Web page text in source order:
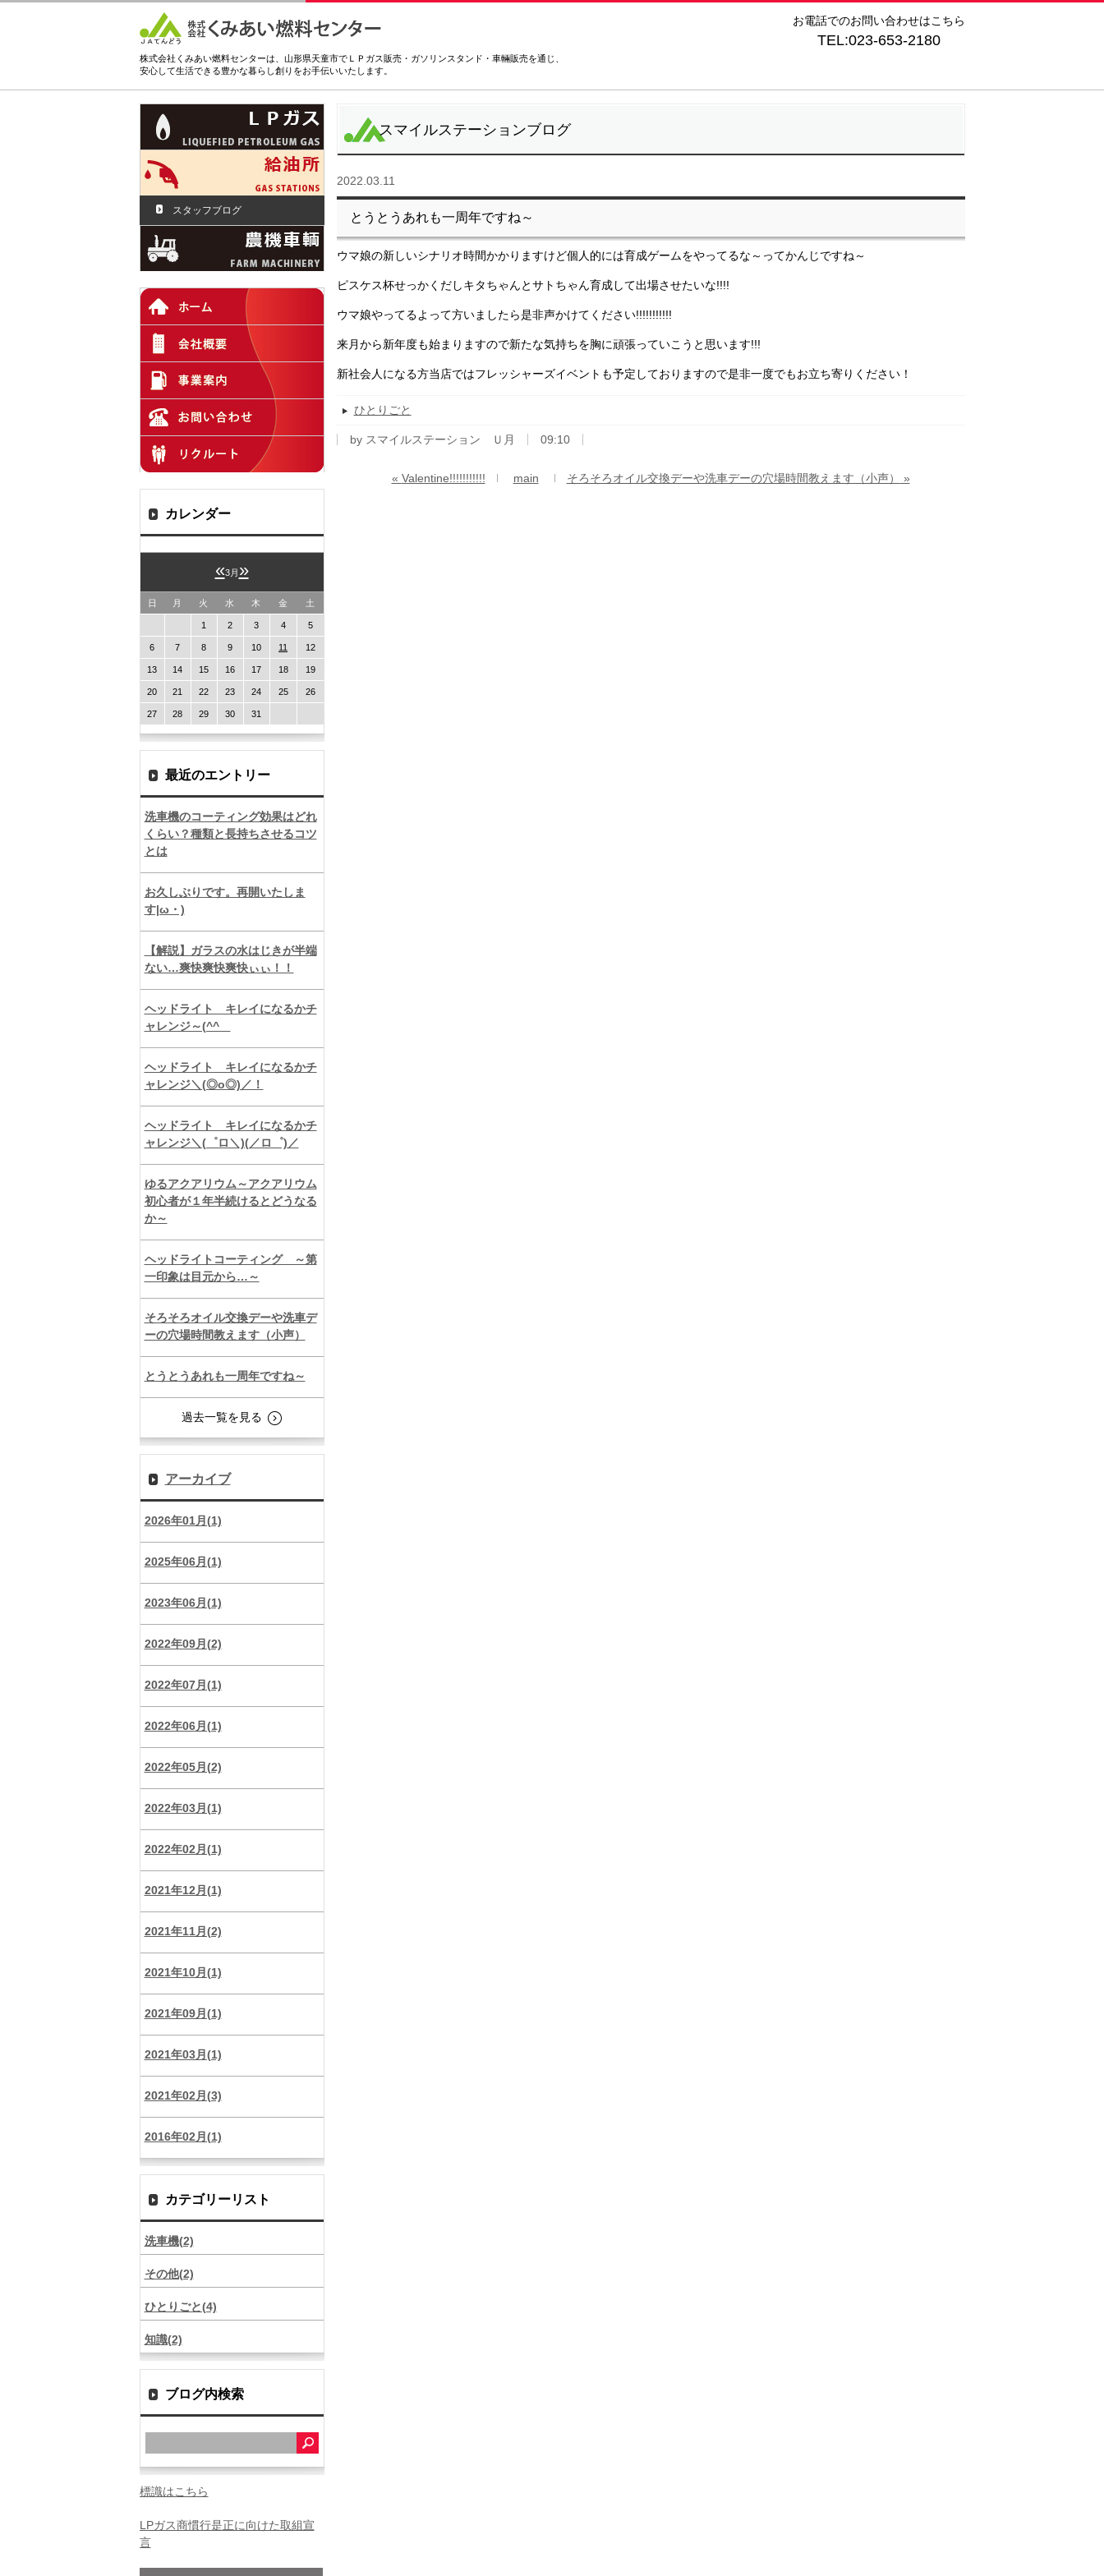
株式会社くみあい燃料センターは、山形県天童市でＬＰガス販売・ガソリンスタンド・車輛販売を通じ、
安心して生活できる豊かな暮らし創りをお手伝いいたします。
お電話でのお問い合わせはこちら
TEL:023-653-2180
スマイルステーションブログ
2022.03.11
とうとうあれも一周年ですね～
ウマ娘の新しいシナリオ時間かかりますけど個人的には育成ゲームをやってるな～ってかんじですね～
ピスケス杯せっかくだしキタちゃんとサトちゃん育成して出場させたいな!!!!
ウマ娘やってるよって方いましたら是非声かけてください!!!!!!!!!!!
来月から新年度も始まりますので新たな気持ちを胸に頑張っていこうと思います!!!
新社会人になる方当店ではフレッシャーズイベントも予定しておりますので是非一度でもお立ち寄りください！
ひとりごと
by スマイルステーション Ｕ月 09:10
« Valentine!!!!!!!!!!! main そろそろオイル交換デーや洗車デーの穴場時間教えます（小声） »
スタッフブログ
カレンダー
«3月 »
日 月 火 水 木 金 土
1 2 3 4 5
6 7 8 9 10 11 12
13 14 15 16 17 18 19
20 21 22 23 24 25 26
27 28 29 30 31
最近のエントリー
洗車機のコーティング効果はどれ
くらい？種類と長持ちさせるコツ
とは
お久しぶりです。再開いたしま
す|ω・)
【解説】ガラスの水はじきが半端
ない…爽快爽快爽快ぃぃ！！
ヘッドライト キレイになるかチ
ャレンジ～(^^ゞ
ヘッドライト キレイになるかチ
ャレンジ＼(◎o◎)／！
ヘッドライト キレイになるかチ
ャレンジ＼(゜ロ＼)(／ロ゜)／
ゆるアクアリウム～アクアリウム
初心者が１年半続けるとどうなる
か～
ヘッドライトコーティング ～第
一印象は目元から…～
そろそろオイル交換デーや洗車デ
ーの穴場時間教えます（小声）
とうとうあれも一周年ですね～
過去一覧を見る
アーカイブ
2026年01月(1)
2025年06月(1)
2023年06月(1)
2022年09月(2)
2022年07月(1)
2022年06月(1)
2022年05月(2)
2022年03月(1)
2022年02月(1)
2021年12月(1)
2021年11月(2)
2021年10月(1)
2021年09月(1)
2021年03月(1)
2021年02月(3)
2016年02月(1)
カテゴリーリスト
洗車機(2)
その他(2)
ひとりごと(4)
知識(2)
ブログ内検索
標識はこちら
LPガス商慣行是正に向けた取組宣
言